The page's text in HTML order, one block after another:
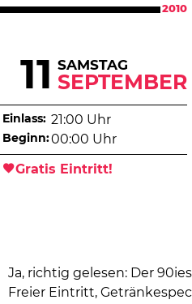
2010
11 SAMSTAG
SEPTEMBER
Einlass: 21:00 Uhr
Beginn:00:00 Uhr
Gratis Eintritt!
Ja, richtig gelesen: Der
Freier Eintritt,